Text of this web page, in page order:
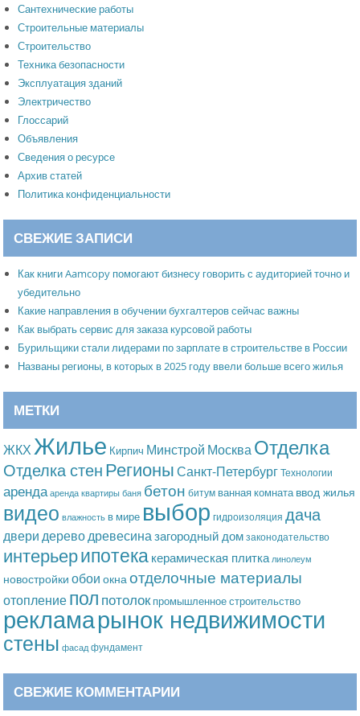
Сантехнические работы
Строительные материалы
Строительство
Техника безопасности
Эксплуатация зданий
Электричество
Глоссарий
Объявления
Сведения о ресурсе
Архив статей
Политика конфиденциальности
СВЕЖИЕ ЗАПИСИ
Как книги Aamcopy помогают бизнесу говорить с аудиторией точно и
убедительно
Какие направления в обучении бухгалтеров сейчас важны
Как выбрать сервис для заказа курсовой работы
Бурильщики стали лидерами по зарплате в строительстве в России
Названы регионы, в которых в 2025 году ввели больше всего жилья
МЕТКИ
ЖКХ Жилье Кирпич Минстрой МоскваОтделка
Отделка стенРегионы Санкт-Петербург Технологии
аренда аренда квартиры баня бетон битум ванная комната ввод жилья
видео влажность в мире выбор гидроизоляция дача
двери дереводревесиназагородный дом законодательство
интерьерипотека керамическая плитка линолеум
новостройки обои окнаотделочные материалы
отоплениепол потолок промышленное строительство
рекламарынок недвижимости
стены фасад фундамент
СВЕЖИЕ КОММЕНТАРИИ